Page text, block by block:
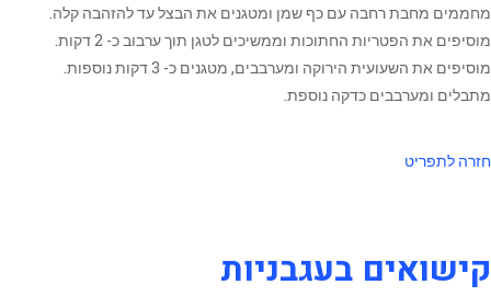
מחממים מחבת רחבה עם כף שמן ומטגנים את הבצל עד להזהבה קלה.
מוסיפים את הפטריות החתוכות וממשיכים לטגן תוך ערבוב כ- 2 דקות.
מוסיפים את השעועית הירוקה ומערבבים, מטגנים כ- 3 דקות נוספות.
מתבלים ומערבבים כדקה נוספת.
חזרה לתפריט
קישואים בעגבניות